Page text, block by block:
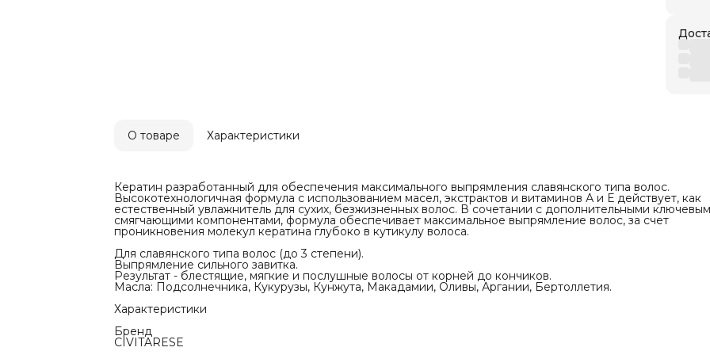
Для Профессионального
О товаре Характеристики
Кератин разработанный для обеспечения максимального выпрямления славянского типа волос.
Высокотехнологичная формула с использованием масел, экстрактов и витаминов А и Е действует, как
естественный увлажнитель для сухих, безжизненных волос. В сочетании с дополнительными
смягчающими компонентами, формула обеспечивает максимальное выпрямление волос, за счет
проникновения молекул кератина глубоко в кутикулу волоса.
Для славянского типа волос (до 3 степени).
Выпрямление сильного завитка.
Результат - блестящие, мягкие и послушные волосы от корней до кончиков.
Масла: Подсолнечника, Кукурузы, Кунжута, Макадамии, Оливы, Аргании, Бертоллетия.
Характеристики
Бренд
CIVITARESE